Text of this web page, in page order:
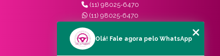
(11) 98025-6470
(11) 98025-6470
contato@vivinotransito.com.br
SIGA-NOS!
Olá! Fale agora pelo WhatsApp